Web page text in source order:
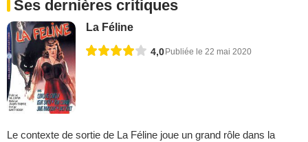
Ses dernières critiques
La Féline
4,0 Publiée le 22 mai 2020
Le contexte de sortie de La Féline joue un grand rôle dans la